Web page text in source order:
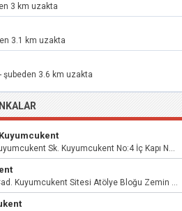
3 km uzakta
3.1 km uzakta
3.6 km uzakta
Yenibosna Merkez Mah. Kuyumcukent Sk. Kuyumcukent No:4 İç Kapı No:z 220 Bahçelievler/İstanbul
Yenibosna Mah. 29 Ekim Cad. Kuyumcukent Sitesi Atölye Bloğu Zemin Kat 5. Sok. No:22 (251) Bahçelievler/İstanbul